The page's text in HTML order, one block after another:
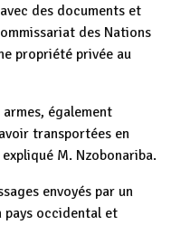
des documents et
des Nations
propriété privée au
également
transportées en
M. Nzobonariba.
envoyés par un
pays occidental et